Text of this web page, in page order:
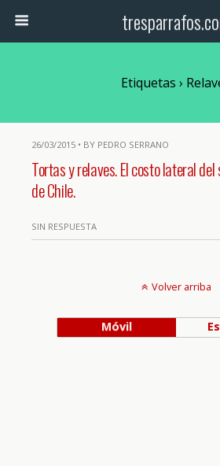
Etiquetas ›
26/03/2015 • BY PEDRO SERRANO
Tortas y relaves. El costo lateral del
de Chile.
SIN RESPUESTA
Volver arriba
Móvil